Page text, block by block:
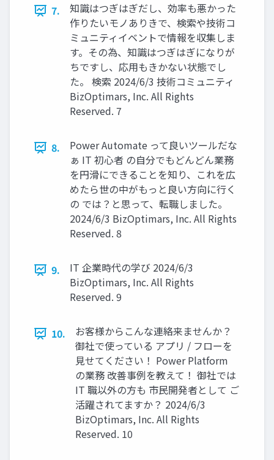
7.
知識はつぎはぎだし、効率も悪かった
作りたいモノありきで、検索や技術コ
ミュニティイベントで情報を収集しま
す。その為、知識はつぎはぎになりが
ちですし、応用もきかない状態でし
た。 検索 2024/6/3 技術コミュニティ
BizOptimars, Inc. All Rights
Reserved. 7
8.
Power Automate って良いツールだな
ぁ IT 初心者 の自分でもどんどん業務
を円滑にできることを知り、これを広
めたら世の中がもっと良い方向に行く
の では？と思って、転職しました。
2024/6/3 BizOptimars, Inc. All Rights
Reserved. 8
9.
IT 企業時代の学び 2024/6/3
BizOptimars, Inc. All Rights
Reserved. 9
10.
お客様からこんな連絡来ませんか？
御社で使っている アプリ / フローを
見せてください！ Power Platform
の業務 改善事例を教えて！ 御社では
IT 職以外の方も 市民開発者として ご
活躍されてますか？ 2024/6/3
BizOptimars, Inc. All Rights
Reserved. 10